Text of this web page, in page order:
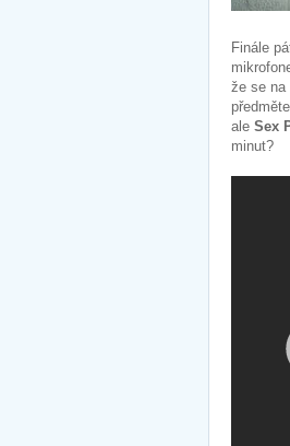
Finále
že se na
ale Sex
minut?